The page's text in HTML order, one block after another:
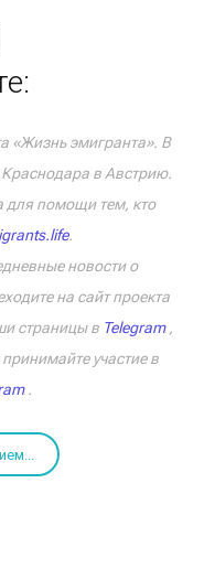
«Жизнь эмигранта». В
Краснодара в Австрию.
для помощи тем, кто
.
новости о
на сайт проекта
страницы в Telegram,
участие в
.